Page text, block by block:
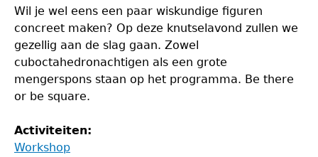
Wil je wel eens een paar wiskundige figuren
concreet maken? Op deze knutselavond zullen we
gezellig aan de slag gaan. Zowel
cuboctahedronachtigen als een grote
mengerspons staan op het programma. Be there
or be square.
Activiteiten:
Workshop